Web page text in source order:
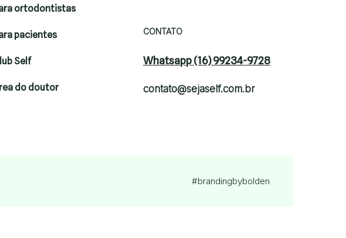
ortodontistas
pacientes
Self
do doutor
CONTATO
Whatsapp (16) 99234-9728
contato@sejaself.com.br
#brandingbybolden